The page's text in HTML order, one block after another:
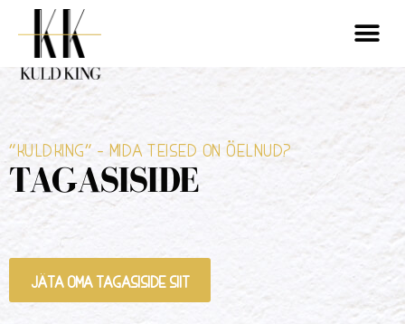
"KULDKING" - MIDA TEISED ON ÖELNUD?
TAGASISIDE
JÄTA OMA TAGASISIDE SIIT